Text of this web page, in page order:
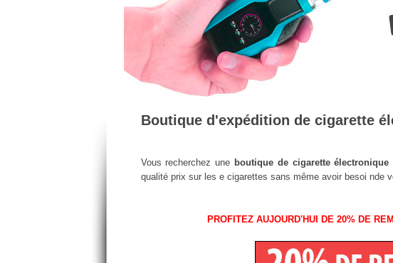
Boutique d'expédition de cigarette
Vous recherchez une boutique de cigarette
qualité prix sur les e cigarettes sans même avoir besoi nde
PROFITEZ AUJOURD'HUI DE 20% DE